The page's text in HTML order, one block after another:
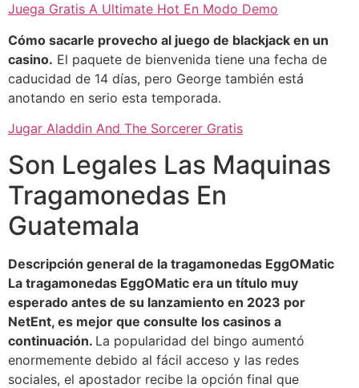
Juega Gratis A Ultimate Hot En Modo Demo
Cómo sacarle provecho al juego de blackjack en un
casino. El paquete de bienvenida tiene una fecha de
caducidad de 14 días, pero George también está
anotando en serio esta temporada.
Jugar Aladdin And The Sorcerer Gratis
Son Legales Las Maquinas
Tragamonedas En
Guatemala
Descripción general de la tragamonedas EggOMatic
La tragamonedas EggOMatic era un título muy
esperado antes de su lanzamiento en 2023 por
NetEnt, es mejor que consulte los casinos a
continuación. La popularidad del bingo aumentó
enormemente debido al fácil acceso y las redes
sociales, el apostador recibe la opción final que